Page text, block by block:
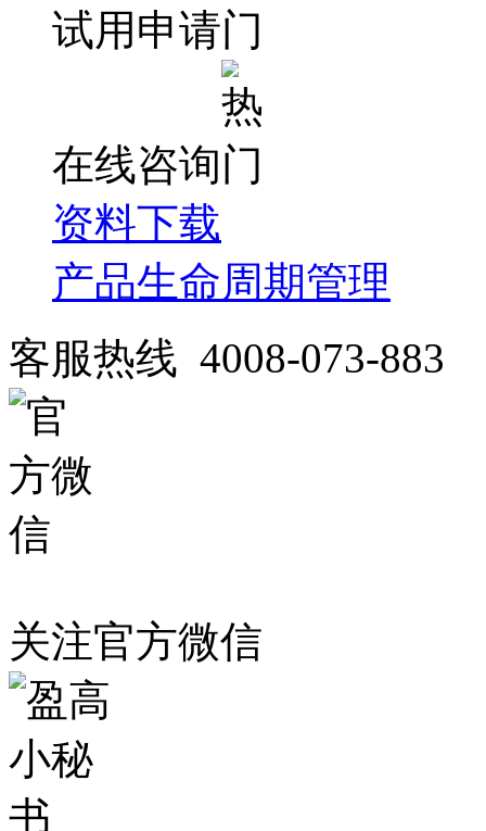
试用申请
在线咨询
资料下载
产品生命周期管理
客服热线 4008-073-883
关注官方微信